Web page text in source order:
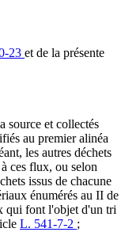
23 et de la présente
source et collectés
au premier alinéa
les autres déchets
ces flux, ou selon
issus de chacune
énumérés au II de
qui font l'objet d'un tri
L. 541-7-2 ;